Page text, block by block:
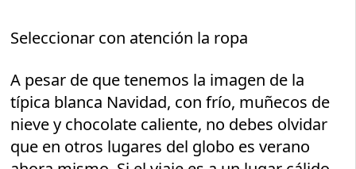
Seleccionar con atención la ropa
A pesar de que tenemos la imagen de la
típica blanca Navidad, con frío, muñecos de
nieve y chocolate caliente, no debes olvidar
que en otros lugares del globo es verano